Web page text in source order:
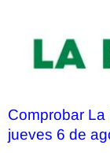
Comprobar
jueves 6 de